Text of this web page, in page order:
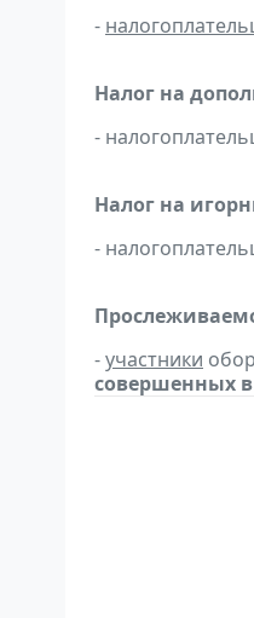
-
Налог на
-
Налог на
-
-участники
совершенных в